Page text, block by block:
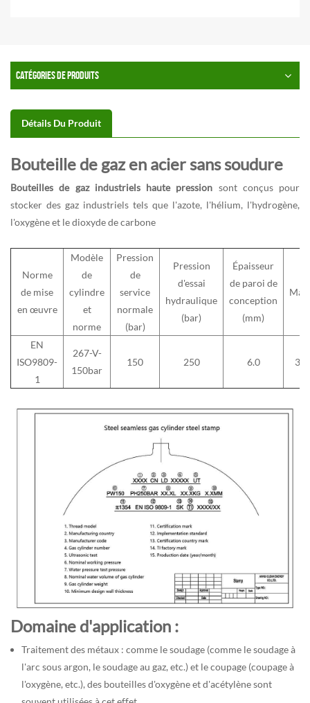
CATÉGORIES DE PRODUITS
Détails Du Produit
Bouteille de gaz en acier sans soudure
Bouteilles de gaz industriels haute pression sont conçus pour
stocker des gaz industriels tels que l'azote, l'hélium, l'hydrogène,
l'oxygène et le dioxyde de carbone
Norme
de mise
en œuvre
Modèle
de
cylindre
et
norme
Pression
de
service
normale
(bar)
Pression
d'essai
hydraulique
(bar)
Épaisseur
de paroi de
conception
(mm)
EN
ISO9809-
1
267-V-
150bar
150 250 6.0
Domaine d'application :
Traitement des métaux : comme le soudage (comme le soudage à
l'arc sous argon, le soudage au gaz, etc.) et le coupage (coupage à
l'oxygène, etc.), des bouteilles d'oxygène et d'acétylène sont